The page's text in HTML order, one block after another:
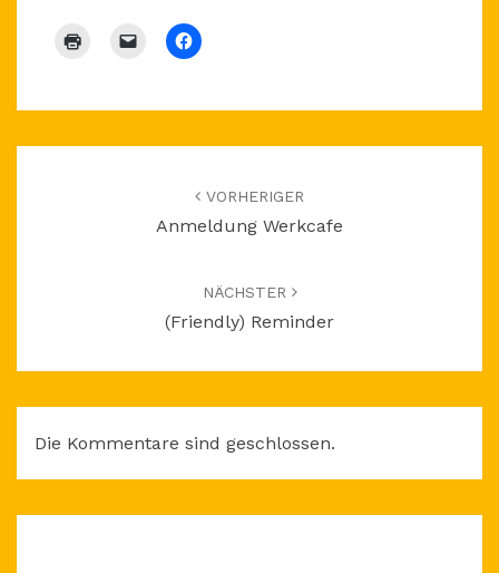
VORHERIGER
Anmeldung Werkcafe
NÄCHSTER
(Friendly) Reminder
Die Kommentare sind geschlossen.